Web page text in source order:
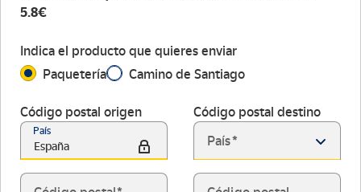
5.8€
Indica el producto que quieres enviar
Paquetería
Camino de Santiago
Código postal origen
País
España
Código postal destino
País